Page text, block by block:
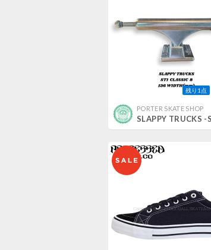
残り1点
PORTER SKATE SHOP